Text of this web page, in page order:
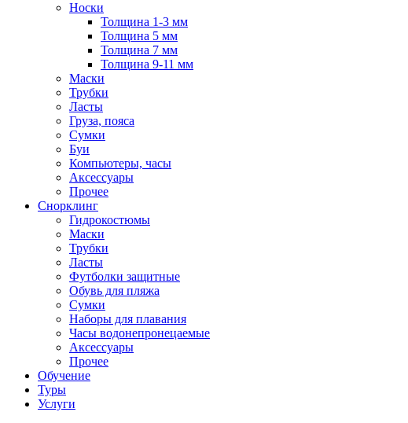
Носки
Толщина 1-3 мм
Толщина 5 мм
Толщина 7 мм
Толщина 9-11 мм
Маски
Трубки
Ласты
Груза, пояса
Сумки
Буи
Компьютеры, часы
Аксессуары
Прочее
Снорклинг
Гидрокостюмы
Маски
Трубки
Ласты
Футболки защитные
Обувь для пляжа
Сумки
Наборы для плавания
Часы водонепронецаемые
Аксессуары
Прочее
Обучение
Туры
Услуги